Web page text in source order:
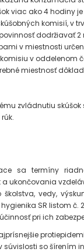
viac ako 4 hodiny
komisií, v
dodržiavať 2
v miestnosti
v oddelenom
miestnosť
zvládnutiu
sa termíny
ukončovania
vedy,
SR listom č.
pri ich
so šírením